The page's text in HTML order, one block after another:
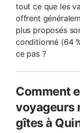
tout ce que les
offrent
plus proposés
conditionné (64
ce pas ?
Comment
voyageurs
gîtes à